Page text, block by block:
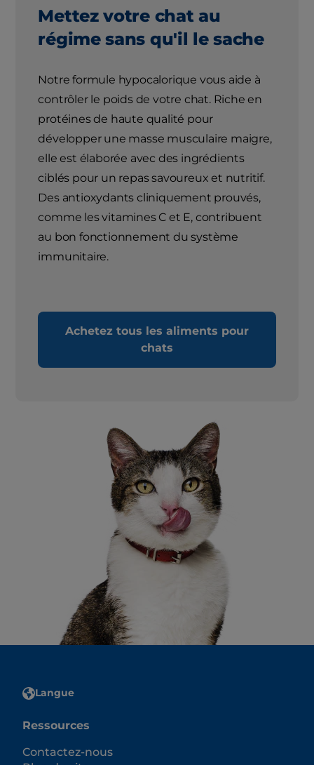
Mettez votre chat au
régime sans qu'il le sache
Notre formule hypocalorique vous aide à
contrôler le poids de votre chat. Riche en
protéines de haute qualité pour
développer une masse musculaire maigre,
elle est élaborée avec des ingrédients
ciblés pour un repas savoureux et nutritif.
Des antioxydants cliniquement prouvés,
comme les vitamines C et E, contribuent
au bon fonctionnement du système
immunitaire.
Achetez tous les aliments pour
chats
Langue
Ressources
Contactez-nous